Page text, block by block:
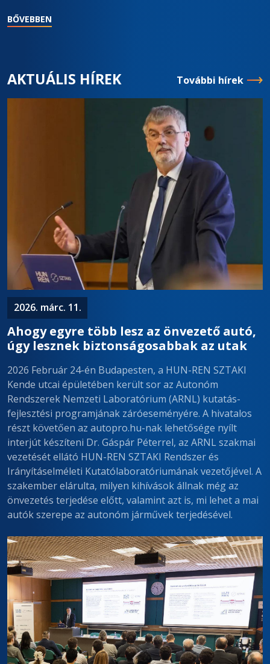
BŐVEBBEN
AKTUÁLIS HÍREK További hírek
2026. márc. 11.
Ahogy egyre több lesz az önvezető autó,
úgy lesznek biztonságosabbak az utak
2026 Február 24-én Budapesten, a HUN-REN SZTAKI
Kende utcai épületében került sor az Autonóm
Rendszerek Nemzeti Laboratórium (ARNL) kutatás-
fejlesztési programjának záróeseményére. A hivatalos
részt követően az autopro.hu-nak lehetősége nyílt
interjút készíteni Dr. Gáspár Péterrel, az ARNL szakmai
vezetését ellátó HUN-REN SZTAKI Rendszer és
Irányításelméleti Kutatólaboratóriumának vezetőjével. A
szakember elárulta, milyen kihívások állnak még az
önvezetés terjedése előtt, valamint azt is, mi lehet a mai
autók szerepe az autonóm járművek terjedésével.